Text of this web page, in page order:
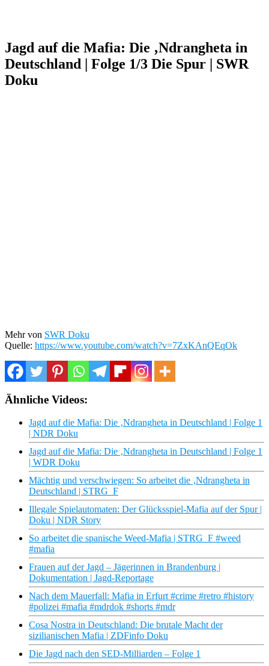
Jagd auf die Mafia: Die ‚Ndrangheta in
Deutschland | Folge 1/3 Die Spur | SWR
Doku
Mehr von SWR Doku
Quelle: https://www.youtube.com/watch?v=7ZxKAnQEqOk
Ähnliche Videos:
Jagd auf die Mafia: Die ‚Ndrangheta in Deutschland | Folge 1
| NDR Doku
Jagd auf die Mafia: Die ‚Ndrangheta in Deutschland | Folge 1
| WDR Doku
Mächtig und verschwiegen: So arbeitet die ‚Ndrangheta in
Deutschland | STRG_F
Illegale Spielautomaten: Der Glücksspiel-Mafia auf der Spur |
Doku | NDR Story
So arbeitet die spanische Weed-Mafia | STRG_F #weed
#mafia
Frauen auf der Jagd – Jägerinnen in Brandenburg |
Dokumentation | Jagd-Reportage
Nach dem Mauerfall: Mafia in Erfurt #crime #retro #history
#polizei #mafia #mdrdok #shorts #mdr
Cosa Nostra in Deutschland: Die brutale Macht der
sizilianischen Mafia | ZDFinfo Doku
Die Jagd nach den SED-Milliarden – Folge 1